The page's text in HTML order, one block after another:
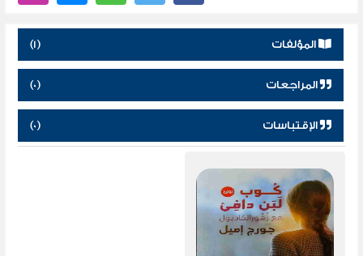
المؤلفات (1)
المراجعات (0)
الإقتباسات (0)